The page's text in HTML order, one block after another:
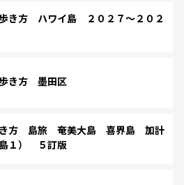
き方 ハワイ島 ２０２７～２０２
き方 墨田区
方 島旅 奄美大島 喜界島 加計
１） ５訂版